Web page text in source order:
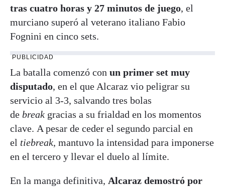
tras cuatro horas y 27 minutos de juego, el
murciano superó al veterano italiano Fabio
Fognini en cinco sets.
PUBLICIDAD
La batalla comenzó con un primer set muy
disputado, en el que Alcaraz vio peligrar su
servicio al 3-3, salvando tres bolas
de break gracias a su frialdad en los momentos
clave. A pesar de ceder el segundo parcial en
el tiebreak, mantuvo la intensidad para imponerse
en el tercero y llevar el duelo al límite.
En la manga definitiva, Alcaraz demostró por